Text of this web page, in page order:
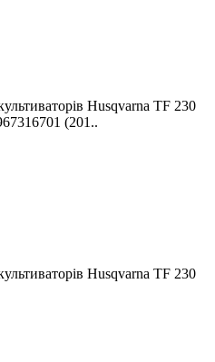
Husqvarna TF 230
(201..
Husqvarna TF 230